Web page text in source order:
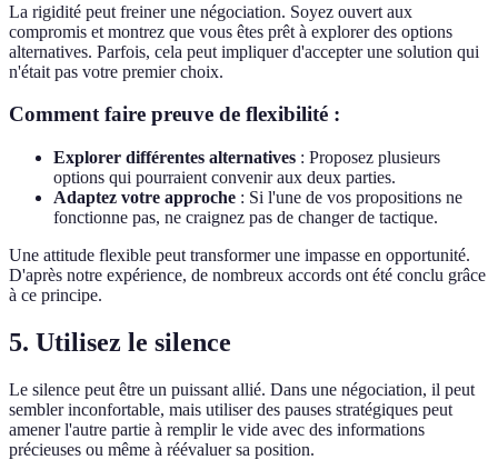
La rigidité peut freiner une négociation. Soyez ouvert aux
compromis et montrez que vous êtes prêt à explorer des options
alternatives. Parfois, cela peut impliquer d'accepter une solution qui
n'était pas votre premier choix.
Comment faire preuve de flexibilité :
Explorer différentes alternatives : Proposez plusieurs
options qui pourraient convenir aux deux parties.
Adaptez votre approche : Si l'une de vos propositions ne
fonctionne pas, ne craignez pas de changer de tactique.
Une attitude flexible peut transformer une impasse en opportunité.
D'après notre expérience, de nombreux accords ont été conclu grâce
à ce principe.
5. Utilisez le silence
Le silence peut être un puissant allié. Dans une négociation, il peut
sembler inconfortable, mais utiliser des pauses stratégiques peut
amener l'autre partie à remplir le vide avec des informations
précieuses ou même à réévaluer sa position.